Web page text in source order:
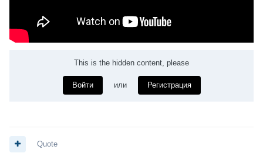
This is the hidden content, please
Войти или Регистрация
Quote